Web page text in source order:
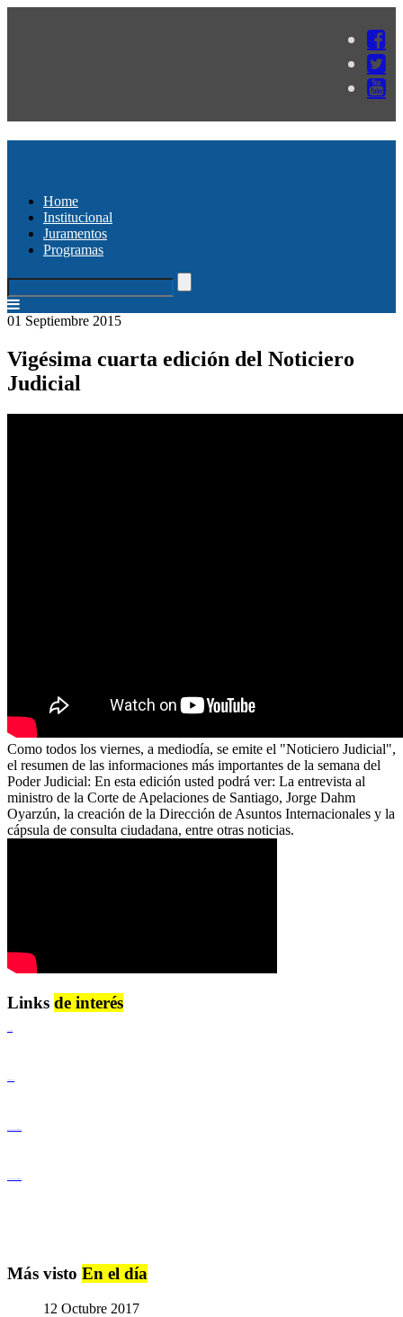
Home
Institucional
Juramentos
Programas
01 Septiembre 2015
Vigésima cuarta edición del Noticiero
Judicial
Como todos los viernes, a mediodía, se emite el "Noticiero Judicial",
el resumen de las informaciones más importantes de la semana del
Poder Judicial: En esta edición usted podrá ver: La entrevista al
ministro de la Corte de Apelaciones de Santiago, Jorge Dahm
Oyarzún, la creación de la Dirección de Asuntos Internacionales y la
cápsula de consulta ciudadana, entre otras noticias.
Links de interés
Más visto En el día
12 Octubre 2017